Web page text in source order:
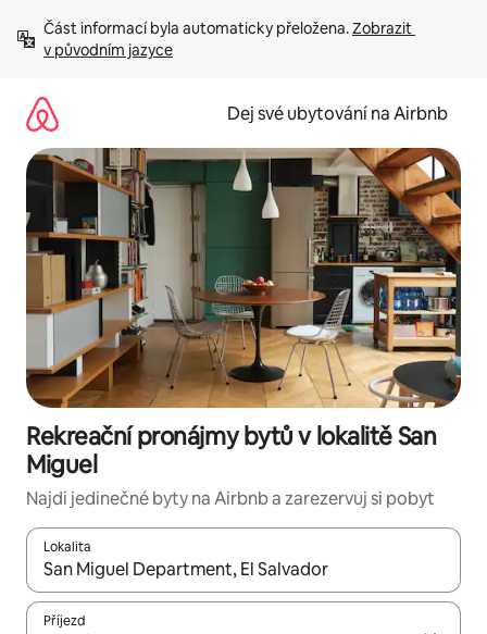
obsah
Část informací byla automaticky přeložena. Zobrazit
v původním jazyce
Dej své ubytování na Airbnb
Rekreační pronájmy bytů v lokalitě San
Miguel
Najdi jedinečné byty na Airbnb a zarezervuj si pobyt
Lokalita
Až budou výsledky k dispozici, můžeš si je procházet pomocí
Příjezd